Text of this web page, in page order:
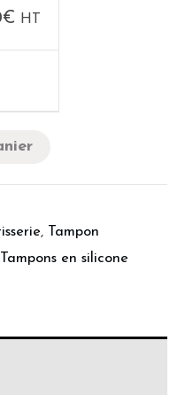
€ HT
,
Tampon
Tampons en silicone